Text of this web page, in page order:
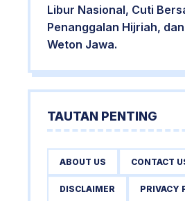
Libur Nasional, Cuti
Penanggalan Hijriah,
Weton Jawa.
TAUTAN PENTING
ABOUT US CONTACT
DISCLAIMER PRIVACY